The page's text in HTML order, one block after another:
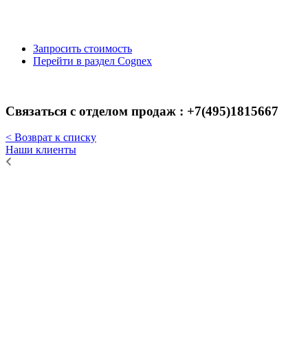
Запросить стоимость
Перейти в раздел Cognex
Связаться с отделом продаж : +7(495)1815667
< Возврат к списку
Наши клиенты